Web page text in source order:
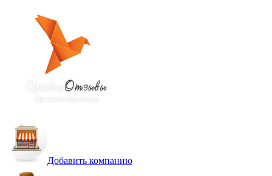
Добавить компанию